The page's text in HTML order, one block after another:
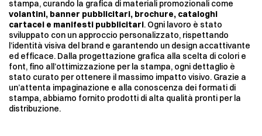
GrafichedaStampa
volantini, banner pubblicitari, brochure, cataloghi
cartacei e manifesti pubblicitari. Ogni lavoro è stato
sviluppato con un approccio personalizzato, rispettando
l’identità visiva del brand e garantendo un design accattivante
ed efficace. Dalla progettazione grafica alla scelta di colori e
font, fino all’ottimizzazione per la stampa, ogni dettaglio è
stato curato per ottenere il massimo impatto visivo. Grazie a
un’attenta impaginazione e alla conoscenza dei formati di
stampa, abbiamo fornito prodotti di alta qualità pronti per la
distribuzione.